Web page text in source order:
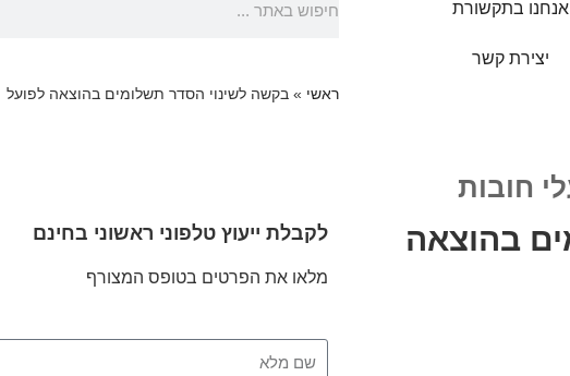
אנחנו בתקשורת
יצירת קשר
ראשי » בקשה לשינוי הסדר תשלומים בהוצאה לפועל
חובות
בהוצאה
לקבלת ייעוץ טלפוני ראשוני בחינם
מלאו את הפרטים בטופס המצורף